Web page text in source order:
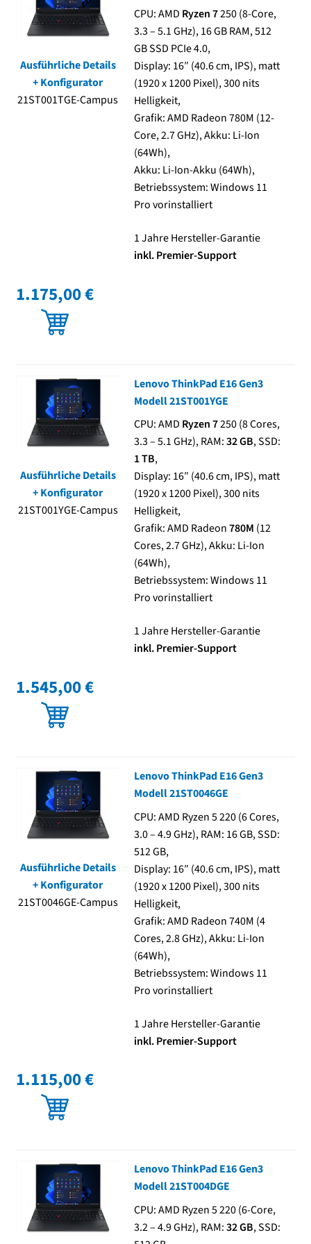
Kasse
Mein Konto
Shop
Widerrufsbelehrung und Widerrufsfomular
Zahlungsarten
Ausführliche Details
+ Konfigurator
21ST001TGE-Campus
CPU: AMD Ryzen 7250 (8-Core,
3.3 – 5.1 GHz), 16 GB RAM, 512
GB SSD PCIe 4.0,
Display: 16″ (40.6 cm, IPS), matt
(1920 x 1200 Pixel), 300 nits
Helligkeit,
Grafik: AMD Radeon 780M (12-
Core, 2.7 GHz), Akku: Li-Ion
(64Wh),
Akku: Li-Ion-Akku (64Wh),
Betriebssystem: Windows 11
Pro vorinstalliert
1 Jahre Hersteller-Garantie
inkl. Premier-Support
1.175,00 €
Ausführliche Details
+ Konfigurator
21ST001YGE-Campus
Lenovo ThinkPad E16 Gen3
Modell 21ST001YGE
CPU: AMD Ryzen 7250 (8 Cores,
3.3 – 5.1 GHz), RAM:32 GB, SSD:
1 TB,
Display: 16″ (40.6 cm, IPS), matt
(1920 x 1200 Pixel), 300 nits
Helligkeit,
Grafik: AMD Radeon780M (12
Cores, 2.7 GHz), Akku: Li-Ion
(64Wh),
Betriebssystem: Windows 11
Pro vorinstalliert
1 Jahre Hersteller-Garantie
inkl. Premier-Support
1.545,00 €
Ausführliche Details
+ Konfigurator
21ST0046GE-Campus
Lenovo ThinkPad E16 Gen3
Modell 21ST0046GE
CPU: AMD Ryzen 5 220 (6 Cores,
3.0 – 4.9 GHz), RAM: 16 GB, SSD:
512 GB,
Display: 16″ (40.6 cm, IPS), matt
(1920 x 1200 Pixel), 300 nits
Helligkeit,
Grafik: AMD Radeon 740M (4
Cores, 2.8 GHz), Akku: Li-Ion
(64Wh),
Betriebssystem: Windows 11
Pro vorinstalliert
1 Jahre Hersteller-Garantie
inkl. Premier-Support
1.115,00 €
Lenovo ThinkPad E16 Gen3
Modell 21ST004DGE
CPU: AMD Ryzen 5 220 (6-Core,
3.2 – 4.9 GHz), RAM:32 GB, SSD: